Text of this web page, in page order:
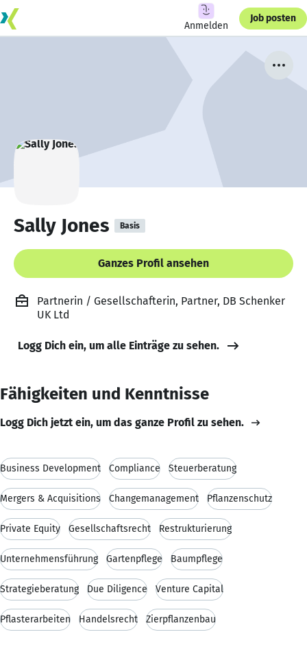
Anmelden
Job posten
Sally Jones Basis
Ganzes Profil ansehen
Partnerin / Gesellschafterin, Partner, DB Schenker
UK Ltd
Logg Dich ein, um alle Einträge zu sehen.
Fähigkeiten und Kenntnisse
Logg Dich jetzt ein, um das ganze Profil zu sehen.
Business Development Compliance Steuerberatung
Mergers & Acquisitions Changemanagement Pflanzenschutz
Private Equity Gesellschaftsrecht Restrukturierung
Unternehmensführung Gartenpflege Baumpflege
Strategieberatung Due Diligence Venture Capital
Pflasterarbeiten Handelsrecht Zierpflanzenbau